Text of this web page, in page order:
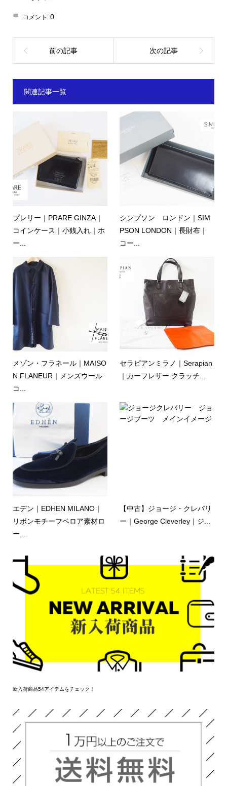
コメント: 0
関連記事一覧
プレリー｜PRARE GINZA｜
コインケース｜小銭入れ｜ホ
ー...
シンプソン ロンドン｜SIM
PSON LONDON｜長財布｜
コー...
メゾン・フラネール｜MAISO
N FLANEUR｜メンズウール
コ...
セラピアンミラノ｜Serapian
｜カーフレザー クラッチ...
エデン｜EDHEN MILANO｜
リボンモチーフベロア素材ロ
ー...
【中古】ジョージ・クレバリ
ー｜George Cleverley｜ジ...
新入荷商品54アイテムをチェック！